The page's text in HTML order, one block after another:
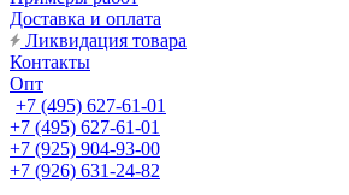
Доставка и оплата
Ликвидация товара
Контакты
Опт
+7 (495) 627-61-01
+7 (495) 627-61-01
+7 (925) 904-93-00
+7 (926) 631-24-82